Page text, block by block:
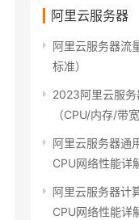
阿里云服务器
阿里云服务器流
标准）
2023阿里云服
（CPU/内存/带
阿里云服务器通
CPU网络性能详
阿里云服务器计
CPU网络性能详